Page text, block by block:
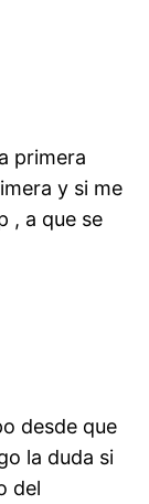
primera
y si me
, a que se
desde que
la duda si
del